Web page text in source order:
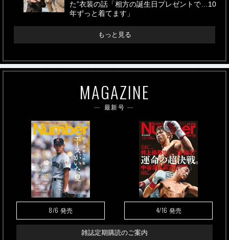
た”衣装の話「相方の誕生日プレゼントで…10
年ずっと着てます」
もっと見る
MAGAZINE
最新号
8/6 発売 4/16 発売
雑誌定期購読のご案内